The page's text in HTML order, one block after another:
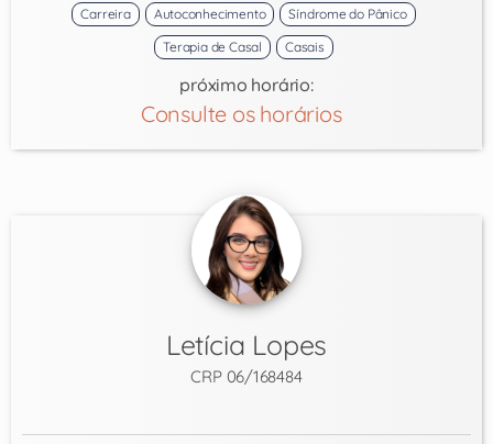
Carreira Autoconhecimento
Síndrome do Pânico
Terapia de Casal
Casais
próximo horário:
Consulte os horários
Letícia Lopes
CRP 06/168484